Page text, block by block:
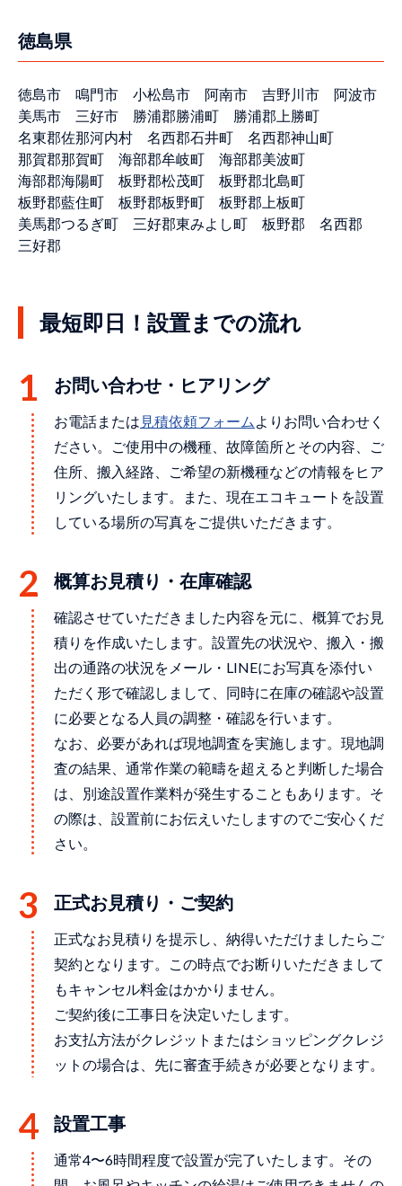
徳島県
徳島市 鳴門市 小松島市 阿南市 吉野川市
阿波市
美馬市
三好市 勝浦郡勝浦町
勝浦郡上勝町
名東郡佐那河内村
名西郡石井町
名西郡神山町
那賀郡那賀町
海部郡牟岐町
海部郡美波町
海部郡海陽町
板野郡松茂町
板野郡北島町
板野郡藍住町
板野郡板野町
板野郡上板町
美馬郡つるぎ町
三好郡東みよし町 板野郡
名西郡
三好郡
最短即日！設置までの流れ
お問い合わせ・ヒアリング
お電話または ⾒積依頼フォーム よりお問い合わせく
ださい。ご使用中の機種、故障箇所とその内容、ご
住所、搬入経路、ご希望の新機種などの情報をヒア
リングいたします。また、現在エコキュートを設置
している場所の写真をご提供いただきます。
概算お見積り・在庫確認
確認させていただきました内容を元に、概算でお見
積りを作成いたします。設置先の状況や、搬入・搬
出の通路の状況をメール・LINEにお写真を添付い
ただく形で確認しまして、同時に在庫の確認や設置
に必要となる人員の調整・確認を行います。
なお、必要があれば現地調査を実施します。現地調
査の結果、通常作業の範疇を超えると判断した場合
は、別途設置作業料が発生することもあります。そ
の際は、設置前にお伝えいたしますのでご安心くだ
さい。
正式お見積り・ご契約
正式なお見積りを提示し、納得いただけましたらご
契約となります。この時点でお断りいただきまして
もキャンセル料金はかかりません。
ご契約後に工事日を決定いたします。
お支払方法がクレジットまたはショッピングクレジ
ットの場合は、先に審査手続きが必要となります。
設置⼯事
通常4〜6時間程度で設置が完了いたします。その